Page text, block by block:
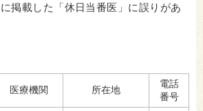
に掲載した「休日当番医」に誤りがあ
医療機関 所在地
電話
番号